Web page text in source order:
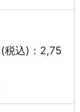
税込)：2,75